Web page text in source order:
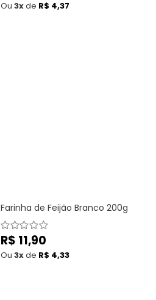
normal
Ou 3xde R$ 4,37
Farinha de Feijão Branco 200g
Preço
normal
R$ 11,90
Ou 3xde R$ 4,33